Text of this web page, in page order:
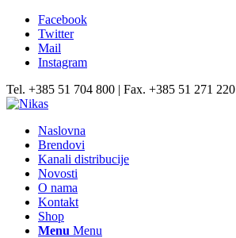
Facebook
Twitter
Mail
Instagram
Tel. +385 51 704 800 | Fax. +385 51 271 220
Naslovna
Brendovi
Kanali distribucije
Novosti
O nama
Kontakt
Shop
Menu Menu